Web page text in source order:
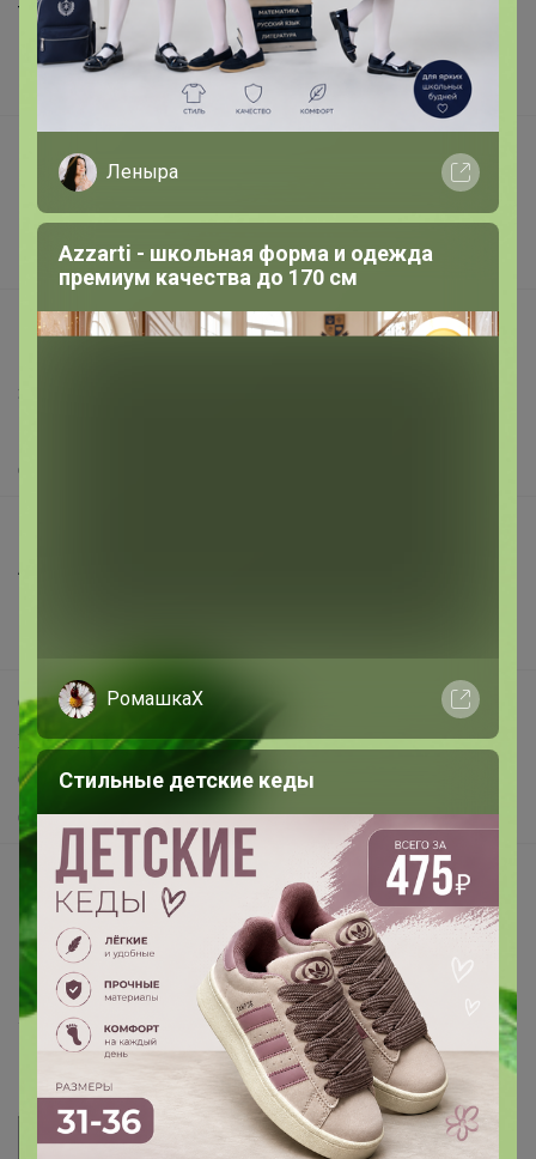
Торговые марки
Наша команда
Подарочные сертификаты
Реклама на сайте
Поставщикам
Вакансии
support@24-ok.ru
Защита покупателя
О нас
Анонсы
Самое выгодное
Хиты продаж
Самое желанное
Самое быстрое
Начать зарабатывать с 24-ok
Picabox.ru - Лучшее место для ваших изображений
Розыгрыш - Генератор случайных чисел
Пульс нашего маркетплейса
Укорачиватель ссылок
Леныра
Azzarti - школьная форма и одежда
премиум качества до 170 см
РомашкаХ
Стильные детские кеды